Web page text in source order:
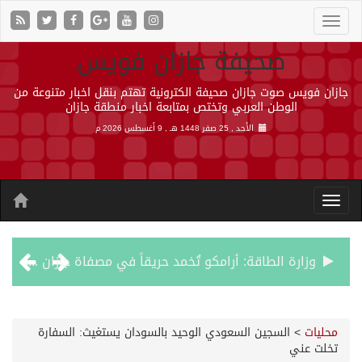
صحيفة جازان فويس
جازان فويس صوت جازان صحيفة الكترونية تهتم بنقل اخبار متنوعة من
الوطن العربي وتختص بمتابعة اخبار منطقة جازان
الأحد , 25 صفر 1448 هـ , 9 أغسطس 2026 م
وزارة الطاقة: أرامكو تُخمد حريقاً في مصفاة جازان دون إصابات
محليات > السجين السعودي الوحيد بالسودان يستغيث: السفارة
تخلت عني